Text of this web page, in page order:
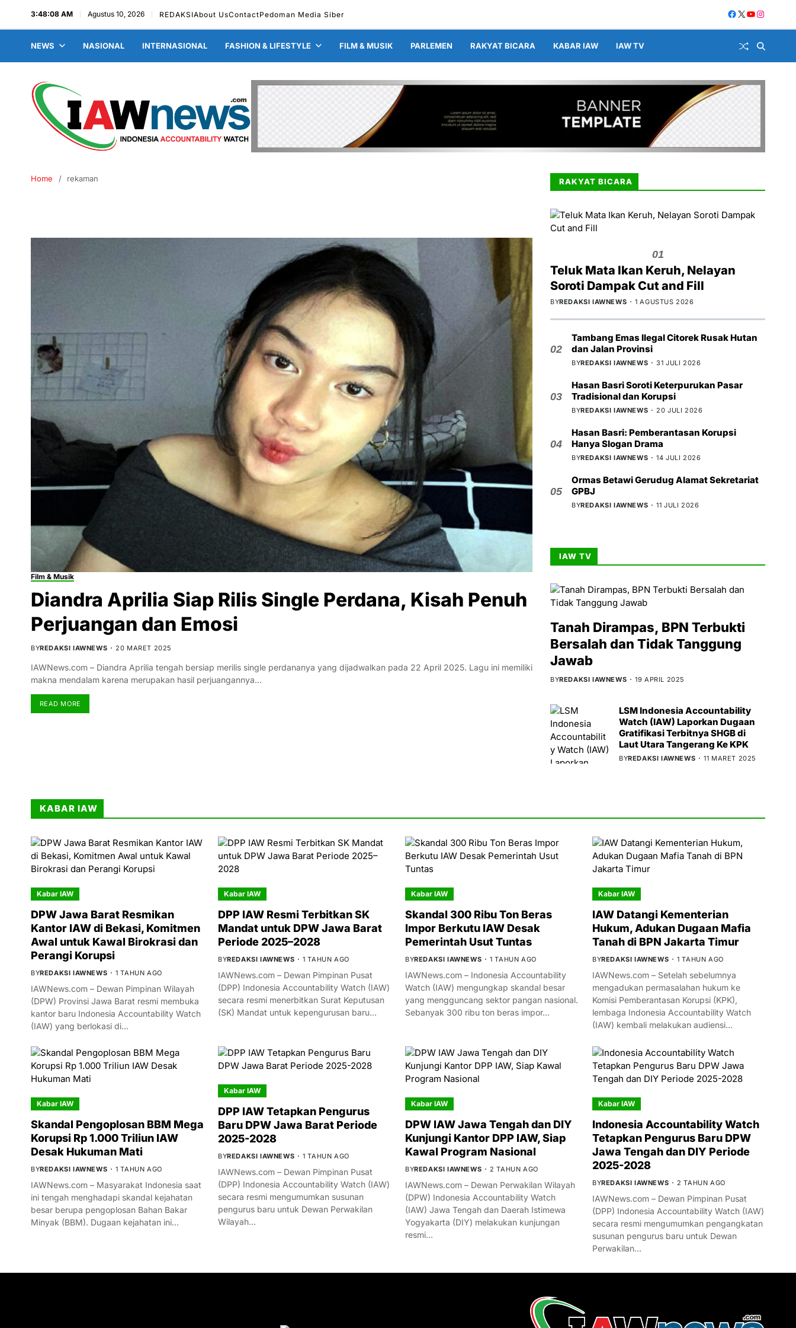
3:48:09 AM Agustus 10, 2026 REDAKSIAbout UsContactPedoman Media Siber
NEWS NASIONAL INTERNASIONAL FASHION & LIFESTYLE FILM & MUSIK PARLEMEN RAKYAT BICARA KABAR IAW IAW TV
Home rekaman
Film & Musik
Diandra Aprilia Siap Rilis Single Perdana, Kisah Penuh
Perjuangan dan Emosi
BYREDAKSI IAWNEWS 20 MARET 2025
IAWNews.com – Diandra Aprilia tengah bersiap merilis single perdananya yang dijadwalkan pada 22 April 2025. Lagu ini memiliki
makna mendalam karena merupakan hasil perjuangannya…
READ MORE
RAKYAT BICARA
01
Teluk Mata Ikan Keruh, Nelayan
Soroti Dampak Cut and Fill
BYREDAKSI IAWNEWS 1 AGUSTUS 2026
02
Tambang Emas Ilegal Citorek Rusak Hutan
dan Jalan Provinsi
BYREDAKSI IAWNEWS 31 JULI 2026
03
Hasan Basri Soroti Keterpurukan Pasar
Tradisional dan Korupsi
BYREDAKSI IAWNEWS 20 JULI 2026
04
Hasan Basri: Pemberantasan Korupsi
Hanya Slogan Drama
BYREDAKSI IAWNEWS 14 JULI 2026
05
Ormas Betawi Gerudug Alamat Sekretariat
GPBJ
BYREDAKSI IAWNEWS 11 JULI 2026
IAW TV
Tanah Dirampas, BPN Terbukti
Bersalah dan Tidak Tanggung
Jawab
BYREDAKSI IAWNEWS 19 APRIL 2025
LSM Indonesia Accountability
Watch (IAW) Laporkan Dugaan
Gratifikasi Terbitnya SHGB di
Laut Utara Tangerang Ke KPK
BYREDAKSI IAWNEWS 11 MARET 2025
KABAR IAW
Kabar IAW
DPW Jawa Barat Resmikan
Kantor IAW di Bekasi, Komitmen
Awal untuk Kawal Birokrasi dan
Perangi Korupsi
BYREDAKSI IAWNEWS 1 TAHUN AGO
IAWNews.com – Dewan Pimpinan Wilayah
(DPW) Provinsi Jawa Barat resmi membuka
kantor baru Indonesia Accountability Watch
(IAW) yang berlokasi di…
Kabar IAW
DPP IAW Resmi Terbitkan SK
Mandat untuk DPW Jawa Barat
Periode 2025–2028
BYREDAKSI IAWNEWS 1 TAHUN AGO
IAWNews.com – Dewan Pimpinan Pusat
(DPP) Indonesia Accountability Watch (IAW)
secara resmi menerbitkan Surat Keputusan
(SK) Mandat untuk kepengurusan baru…
Kabar IAW
Skandal 300 Ribu Ton Beras
Impor Berkutu IAW Desak
Pemerintah Usut Tuntas
BYREDAKSI IAWNEWS 1 TAHUN AGO
IAWNews.com – Indonesia Accountability
Watch (IAW) mengungkap skandal besar
yang mengguncang sektor pangan nasional.
Sebanyak 300 ribu ton beras impor…
Kabar IAW
IAW Datangi Kementerian
Hukum, Adukan Dugaan Mafia
Tanah di BPN Jakarta Timur
BYREDAKSI IAWNEWS 1 TAHUN AGO
IAWNews.com – Setelah sebelumnya
mengadukan permasalahan hukum ke
Komisi Pemberantasan Korupsi (KPK),
lembaga Indonesia Accountability Watch
(IAW) kembali melakukan audiensi…
Kabar IAW
Skandal Pengoplosan BBM Mega
Korupsi Rp 1.000 Triliun IAW
Desak Hukuman Mati
BYREDAKSI IAWNEWS 1 TAHUN AGO
IAWNews.com – Masyarakat Indonesia saat
ini tengah menghadapi skandal kejahatan
besar berupa pengoplosan Bahan Bakar
Minyak (BBM). Dugaan kejahatan ini…
Kabar IAW
DPP IAW Tetapkan Pengurus
Baru DPW Jawa Barat Periode
2025-2028
BYREDAKSI IAWNEWS 1 TAHUN AGO
IAWNews.com – Dewan Pimpinan Pusat
(DPP) Indonesia Accountability Watch (IAW)
secara resmi mengumumkan susunan
pengurus baru untuk Dewan Perwakilan
Wilayah…
Kabar IAW
DPW IAW Jawa Tengah dan DIY
Kunjungi Kantor DPP IAW, Siap
Kawal Program Nasional
BYREDAKSI IAWNEWS 2 TAHUN AGO
IAWNews.com – Dewan Perwakilan Wilayah
(DPW) Indonesia Accountability Watch
(IAW) Jawa Tengah dan Daerah Istimewa
Yogyakarta (DIY) melakukan kunjungan
resmi…
Kabar IAW
Indonesia Accountability Watch
Tetapkan Pengurus Baru DPW
Jawa Tengah dan DIY Periode
2025-2028
BYREDAKSI IAWNEWS 2 TAHUN AGO
IAWNews.com – Dewan Pimpinan Pusat
(DPP) Indonesia Accountability Watch (IAW)
secara resmi mengumumkan pengangkatan
susunan pengurus baru untuk Dewan
Perwakilan…